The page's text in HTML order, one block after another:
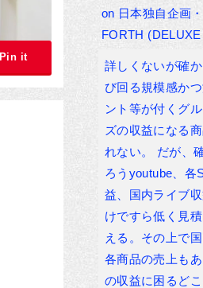
Pin it
on 日本独自企画
FORTH
詳しくないが確
び回る規模感か
ント等が付くグ
ズの収益になる
れない。 だが、
ろうyoutube、各
益、国内ライブ
けですら低く見
える。その上で
各商品の売上も
の収益に困るど